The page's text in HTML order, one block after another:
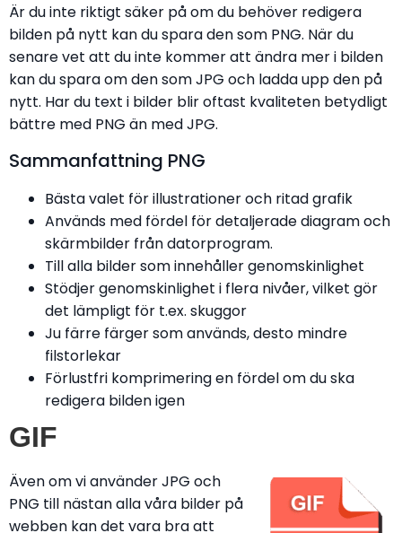
Är du inte riktigt säker på om du behöver redigera
bilden på nytt kan du spara den som PNG. När du
senare vet att du inte kommer att ändra mer i bilden
kan du spara om den som JPG och ladda upp den på
nytt. Har du text i bilder blir oftast kvaliteten betydligt
bättre med PNG än med JPG.
Sammanfattning PNG
Bästa valet för illustrationer och ritad grafik
Används med fördel för detaljerade diagram och
skärmbilder från datorprogram.
Till alla bilder som innehåller genomskinlighet
Stödjer genomskinlighet i flera nivåer, vilket gör
det lämpligt för t.ex. skuggor
Ju färre färger som används, desto mindre
filstorlekar
Förlustfri komprimering en fördel om du ska
redigera bilden igen
GIF
Även om vi använder JPG och
PNG till nästan alla våra bilder på
webben kan det vara bra att